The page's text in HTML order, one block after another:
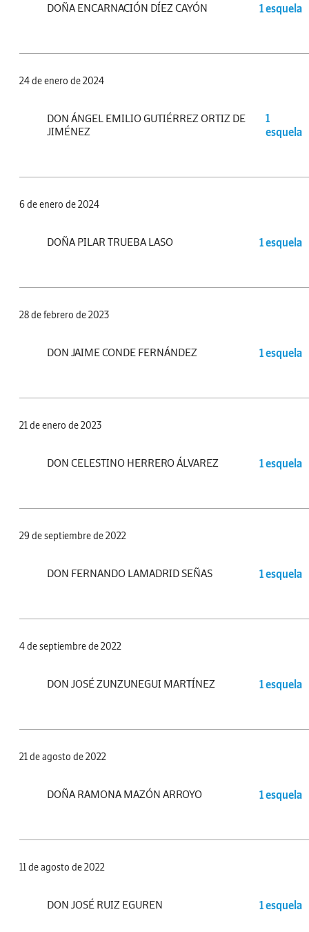
DOÑA ENCARNACIÓN DÍEZ CAYÓN 1 esquela
24 de enero de 2024
DON ÁNGEL EMILIO GUTIÉRREZ ORTIZ DE
JIMÉNEZ
1
esquela
6 de enero de 2024
DOÑA PILAR TRUEBA LASO 1 esquela
28 de febrero de 2023
DON JAIME CONDE FERNÁNDEZ 1 esquela
21 de enero de 2023
DON CELESTINO HERRERO ÁLVAREZ 1 esquela
29 de septiembre de 2022
DON FERNANDO LAMADRID SEÑAS 1 esquela
4 de septiembre de 2022
DON JOSÉ ZUNZUNEGUI MARTÍNEZ 1 esquela
21 de agosto de 2022
DOÑA RAMONA MAZÓN ARROYO 1 esquela
11 de agosto de 2022
DON JOSÉ RUIZ EGUREN 1 esquela